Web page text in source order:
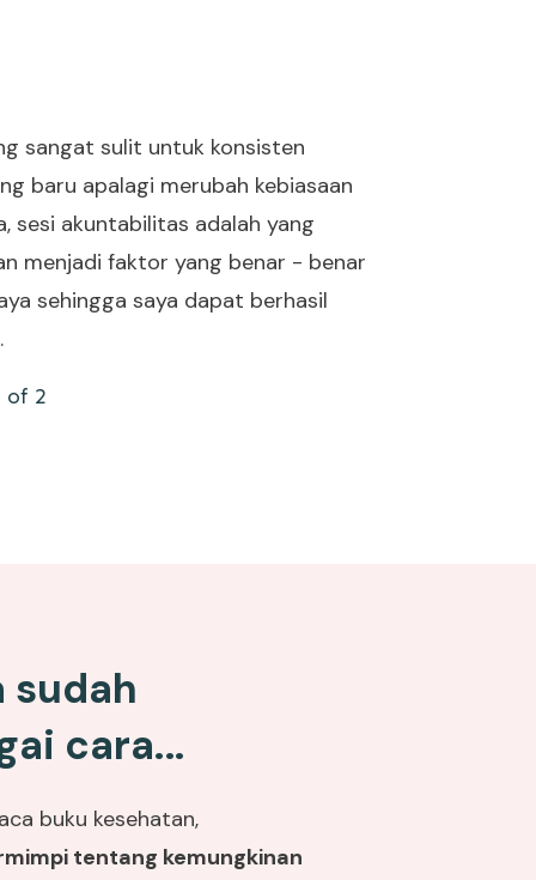
sangat sulit untuk konsisten
baru apalagi merubah kebiasaan
sesi akuntabilitas adalah yang
menjadi faktor yang benar - benar
sehingga saya dapat berhasil
of 2
sudah
cara...
buku kesehatan,
tentang kemungkinan